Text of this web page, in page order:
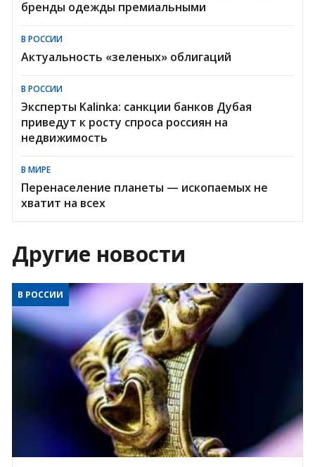
бренды одежды премиальными
В РОССИИ
Актуальность «зеленых» облигаций
В РОССИИ
Эксперты Kalinka: санкции банков Дубая
приведут к росту спроса россиян на
недвижимость
В МИРЕ
Перенаселение планеты — ископаемых не
хватит на всех
Другие новости
В РОССИИ